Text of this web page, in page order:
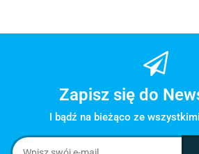
Zapisz się do
I bądź na bieżąco ze